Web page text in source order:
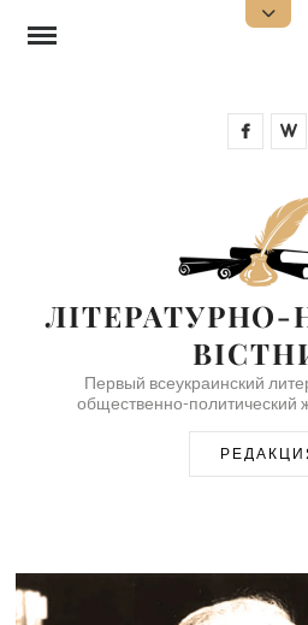
Первый всеукраинский
общественно-политический